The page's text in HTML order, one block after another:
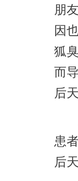
朋
因
狐
而
后
虽
患
后